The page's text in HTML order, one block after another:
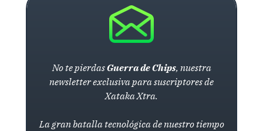
No te pierdasGuerra de Chips, nuestra
newsletter exclusiva para suscriptores de
Xataka Xtra.
La gran batalla tecnológica de nuestro tiempo